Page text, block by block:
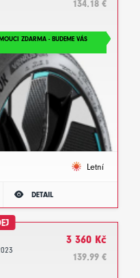
134.18 €
ZDARMA - BUDEME VÁS
Letní
DETAIL
3 360 Kč
139.99 €